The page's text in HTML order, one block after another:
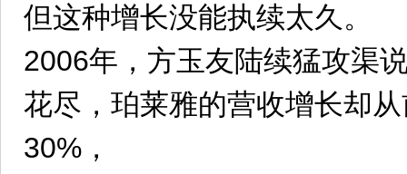
但这种增长没能执续太久。
2006年，方玉友陆续猛攻渠
花尽，珀莱雅的营收增长却
30%，